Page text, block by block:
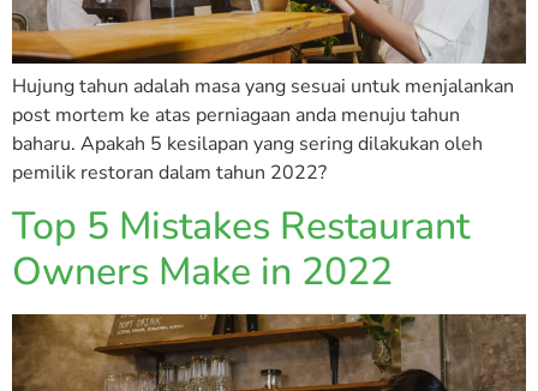
Hujung tahun adalah masa yang sesuai untuk menjalankan
post mortem ke atas perniagaan anda menuju tahun
baharu. Apakah 5 kesilapan yang sering dilakukan oleh
pemilik restoran dalam tahun 2022?
Top 5 Mistakes Restaurant
Owners Make in 2022